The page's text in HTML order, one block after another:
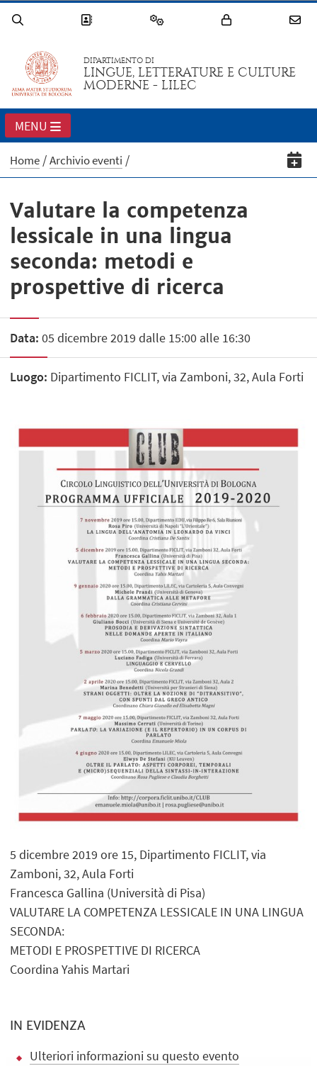
DIPARTIMENTO DI
LINGUE, LETTERATURE E CULTURE
MODERNE - LILEC
MENU
Home Archivio eventi
Valutare la competenza
lessicale in una lingua
seconda: metodi e
prospettive di ricerca
Data: 05 dicembre 2019 dalle 15:00 alle 16:30
Luogo: Dipartimento FICLIT, via Zamboni, 32, Aula Forti
5 dicembre 2019 ore 15, Dipartimento FICLIT, via
Zamboni, 32, Aula Forti
Francesca Gallina (Università di Pisa)
VALUTARE LA COMPETENZA LESSICALE IN UNA LINGUA
SECONDA:
METODI E PROSPETTIVE DI RICERCA
Coordina Yahis Martari
IN EVIDENZA
Ulteriori informazioni su questo evento